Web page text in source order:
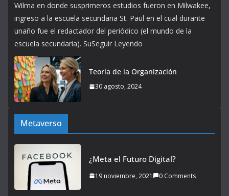
Wilma en donde susprimeros estudios fueron en Milwakee,
ingreso a la escuela secundaria St. Paul en el cual durante
unaño fue el redactador del periódico (el mundo de la
escuela secundaria). SuSeguir Leyendo
Teoría de la Organización
30 agosto, 2024
Metaverso
¿Meta el Futuro Digital?
19 noviembre, 2021 0 Comments